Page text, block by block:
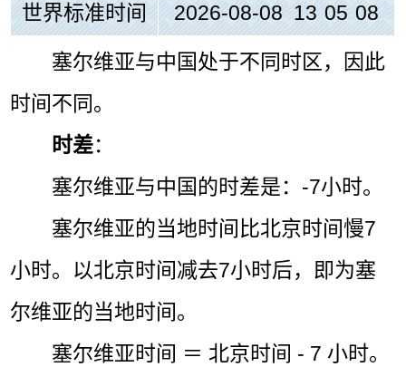
世界标准时间
2026-08-08 13 :05 :08
塞尔维亚与中国处于不同时区，因此
时间不同。
时差：
塞尔维亚与中国的时差是：-7小时。
塞尔维亚的当地时间比北京时间慢7
小时。以北京时间减去7小时后，即为塞
尔维亚的当地时间。
塞尔维亚时间 ＝ 北京时间 - 7 小时。